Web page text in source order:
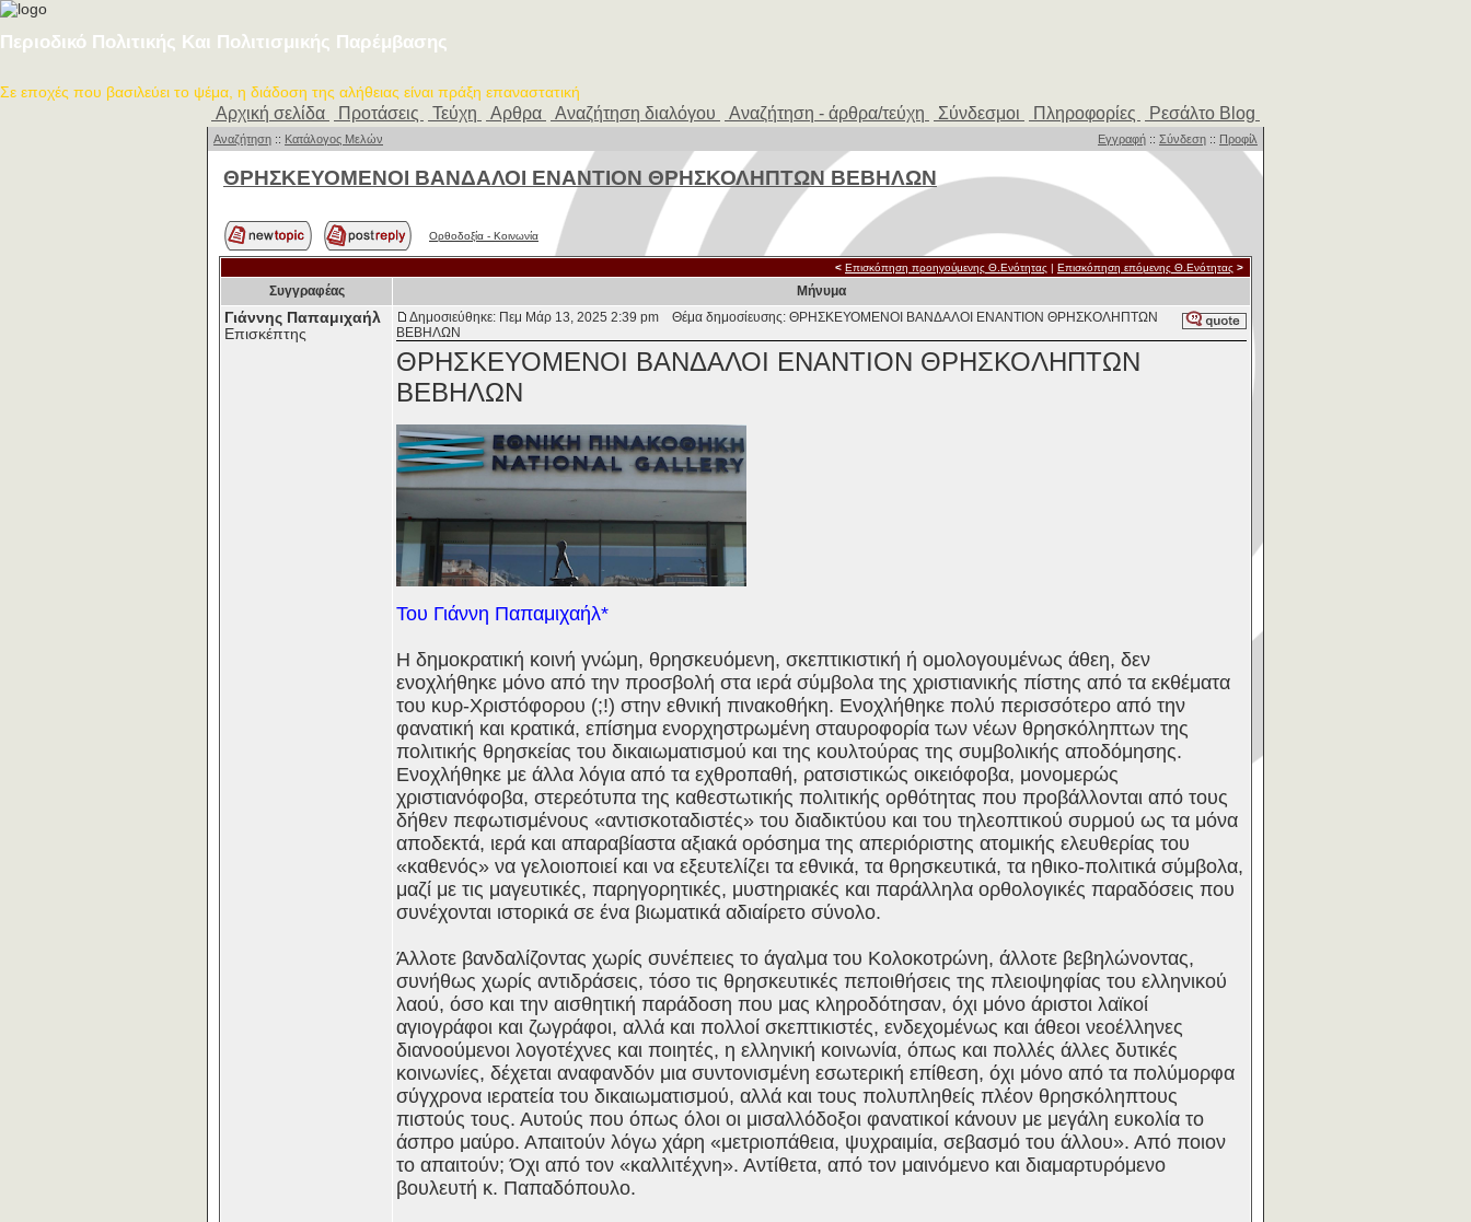
Περιοδικό Πολιτικής Και Πολιτισμικής Παρέμβασης
Σε εποχές που βασιλεύει το ψέμα, η διάδοση της αλήθειας είναι πράξη επαναστατική
Αρχική σελίδα Προτάσεις Τεύχη Αρθρα Αναζήτηση διαλόγου Αναζήτηση - άρθρα/τεύχη Σύνδεσμοι Πληροφορίες Ρεσάλτο Blog
Αναζήτηση :: Κατάλογος Μελών Εγγραφή :: Σύνδεση :: Προφίλ
ΘΡΗΣΚΕΥΟΜΕΝΟΙ ΒΑΝΔΑΛΟΙ ΕΝΑΝΤΙΟΝ ΘΡΗΣΚΟΛΗΠΤΩΝ ΒΕΒΗΛΩΝ
Ορθοδοξία - Κοινωνία
< Επισκόπηση προηγούμενης Θ.Ενότητας | Επισκόπηση επόμενης Θ.Ενότητας >
Συγγραφέας Μήνυμα
Γιάννης Παπαμιχαήλ
Επισκέπτης
Δημοσιεύθηκε: Πεμ Μάρ 13, 2025 2:39 pm
Θέμα δημοσίευσης: ΘΡΗΣΚΕΥΟΜΕΝΟΙ ΒΑΝΔΑΛΟΙ ΕΝΑΝΤΙΟΝ ΘΡΗΣΚΟΛΗΠΤΩΝ
ΒΕΒΗΛΩΝ
ΘΡΗΣΚΕΥΟΜΕΝΟΙ ΒΑΝΔΑΛΟΙ ΕΝΑΝΤΙΟΝ ΘΡΗΣΚΟΛΗΠΤΩΝ
ΒΕΒΗΛΩΝ
Του Γιάννη Παπαμιχαήλ*
Η δημοκρατική κοινή γνώμη, θρησκευόμενη, σκεπτικιστική ή ομολογουμένως άθεη, δεν
ενοχλήθηκε μόνο από την προσβολή στα ιερά σύμβολα της χριστιανικής πίστης από τα εκθέματα
του κυρ-Χριστόφορου (;!) στην εθνική πινακοθήκη. Ενοχλήθηκε πολύ περισσότερο από την
φανατική και κρατικά, επίσημα ενορχηστρωμένη σταυροφορία των νέων θρησκόληπτων της
πολιτικής θρησκείας του δικαιωματισμού και της κουλτούρας της συμβολικής αποδόμησης.
Ενοχλήθηκε με άλλα λόγια από τα εχθροπαθή, ρατσιστικώς οικειόφοβα, μονομερώς
χριστιανόφοβα, στερεότυπα της καθεστωτικής πολιτικής ορθότητας που προβάλλονται από τους
δήθεν πεφωτισμένους «αντισκοταδιστές» του διαδικτύου και του τηλεοπτικού συρμού ως τα μόνα
αποδεκτά, ιερά και απαραβίαστα αξιακά ορόσημα της απεριόριστης ατομικής ελευθερίας του
«καθενός» να γελοιοποιεί και να εξευτελίζει τα εθνικά, τα θρησκευτικά, τα ηθικο-πολιτικά σύμβολα,
μαζί με τις μαγευτικές, παρηγορητικές, μυστηριακές και παράλληλα ορθολογικές παραδόσεις που
συνέχονται ιστορικά σε ένα βιωματικά αδιαίρετο σύνολο.
Άλλοτε βανδαλίζοντας χωρίς συνέπειες το άγαλμα του Κολοκοτρώνη, άλλοτε βεβηλώνοντας,
συνήθως χωρίς αντιδράσεις, τόσο τις θρησκευτικές πεποιθήσεις της πλειοψηφίας του ελληνικού
λαού, όσο και την αισθητική παράδοση που μας κληροδότησαν, όχι μόνο άριστοι λαϊκοί
αγιογράφοι και ζωγράφοι, αλλά και πολλοί σκεπτικιστές, ενδεχομένως και άθεοι νεοέλληνες
διανοούμενοι λογοτέχνες και ποιητές, η ελληνική κοινωνία, όπως και πολλές άλλες δυτικές
κοινωνίες, δέχεται αναφανδόν μια συντονισμένη εσωτερική επίθεση, όχι μόνο από τα πολύμορφα
σύγχρονα ιερατεία του δικαιωματισμού, αλλά και τους πολυπληθείς πλέον θρησκόληπτους
πιστούς τους. Αυτούς που όπως όλοι οι μισαλλόδοξοι φανατικοί κάνουν με μεγάλη ευκολία το
άσπρο μαύρο. Απαιτούν λόγω χάρη «μετριοπάθεια, ψυχραιμία, σεβασμό του άλλου». Από ποιον
το απαιτούν; Όχι από τον «καλλιτέχνη». Αντίθετα, από τον μαινόμενο και διαμαρτυρόμενο
βουλευτή κ. Παπαδόπουλο.